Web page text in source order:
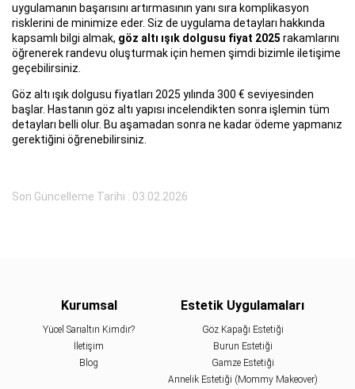
uygulamanın başarısını artırmasının yanı sıra komplikasyon
risklerini de minimize eder. Siz de uygulama detayları hakkında
kapsamlı bilgi almak, göz altı ışık dolgusu fiyat 2025 rakamlarını
öğrenerek randevu oluşturmak için hemen şimdi bizimle iletişime
geçebilirsiniz.
Göz altı ışık dolgusu fiyatları 2025 yılında 300 € seviyesinden
başlar. Hastanın göz altı yapısı incelendikten sonra işlemin tüm
detayları belli olur. Bu aşamadan sonra ne kadar ödeme yapmanız
gerektiğini öğrenebilirsiniz.
Son Güncelleme Tarihi : 03.02.2026
Kurumsal
Yücel Sarıaltın Kimdir?
İletişim
Blog
Estetik Uygulamaları
Göz Kapağı Estetiği
Burun Estetiği
Gamze Estetiği
Annelik Estetiği (Mommy Makeover)